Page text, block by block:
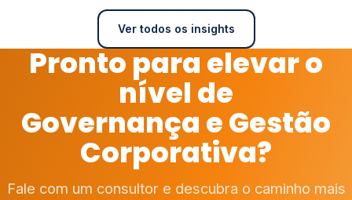
Ver todos os insights
Pronto para elevar o
nível de
Governança e Gestão
Corporativa?
Fale com um consultor e descubra o caminho mais